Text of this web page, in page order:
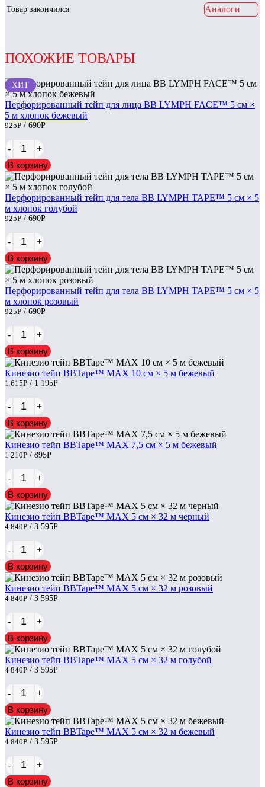
Товар закончился Аналоги
ПОХОЖИЕ ТОВАРЫ
ХИТ
Перфорированный тейп для лица BB LYMPH FACE™ 5 см ×
5 м хлопок бежевый
925Р / 690Р
-
+
В корзину
Перфорированный тейп для тела BB LYMPH TAPE™ 5 см × 5
м хлопок голубой
925Р / 690Р
-
+
В корзину
Перфорированный тейп для тела BB LYMPH TAPE™ 5 см × 5
м хлопок розовый
925Р / 690Р
-
+
В корзину
Кинезио тейп BBTape™ МАХ 10 см × 5 м бежевый
1 615Р / 1 195Р
-
+
В корзину
Кинезио тейп BBTape™ МАХ 7,5 см × 5 м бежевый
1 210Р / 895Р
-
+
В корзину
Кинезио тейп BBTape™ МАХ 5 см × 32 м черный
4 840Р / 3 595Р
-
+
В корзину
Кинезио тейп BBTape™ МАХ 5 см × 32 м розовый
4 840Р / 3 595Р
-
+
В корзину
Кинезио тейп BBTape™ МАХ 5 см × 32 м голубой
4 840Р / 3 595Р
-
+
В корзину
Кинезио тейп BBTape™ МАХ 5 см × 32 м бежевый
4 840Р / 3 595Р
-
+
В корзину